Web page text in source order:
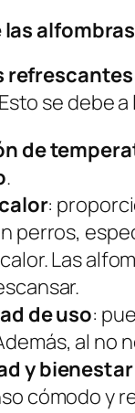
las
refrescantes
se debe
de
.
:
perros,
Las
de uso:
al no
y bienestar
cómodo y